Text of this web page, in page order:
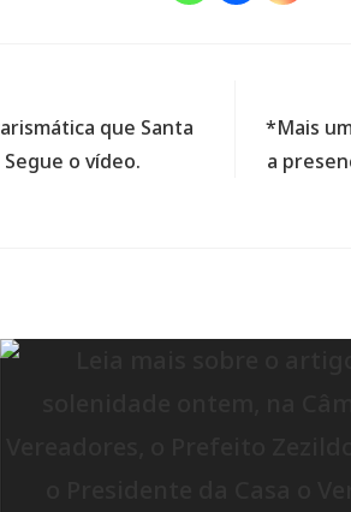
que Santa
o vídeo.
*Mais
a